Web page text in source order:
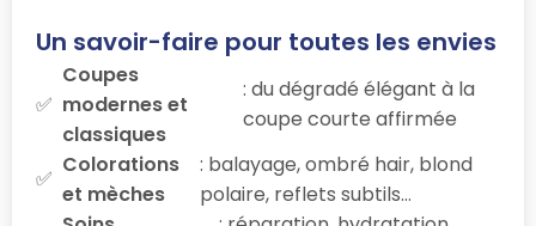
Un savoir-faire pour toutes les envies
Coupes
modernes et
classiques
: du dégradé élégant à la
coupe courte affirmée
Colorations
et mèches
: balayage, ombré hair, blond
polaire, reflets subtils…